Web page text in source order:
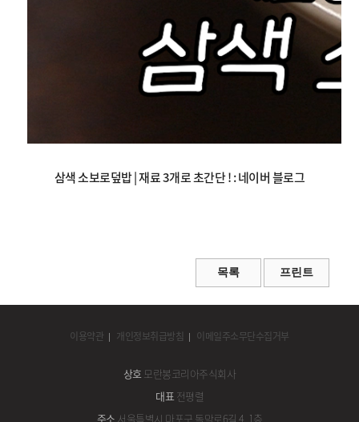
삼색 소보로덮밥 | 재료 3개로 초간단 ! : 네이버 블로그
이용약관 개인정보취급방침 이메일주소무단수집거부
상호모란봉코리아주식회사
대표전평렬
주소 서울특별시 마포구 독막로6길 4, 1층